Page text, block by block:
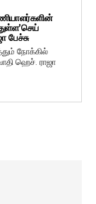
பேச்சு
நோக்கில்
ஹெச். ராஜா